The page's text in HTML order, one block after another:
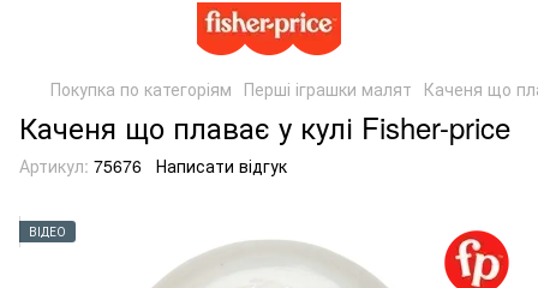
Покупка по категоріям Перші іграшки малят Каченя що
Каченя що плаває у кулі Fisher-price
Артикул: 75676 Написати відгук
ВІДЕО